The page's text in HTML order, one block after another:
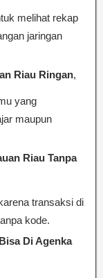
melihat rekap
jaringan
Riau Ringan,
yang
maupun
Riau Tanpa
transaksi di
kode.
Di Agenka